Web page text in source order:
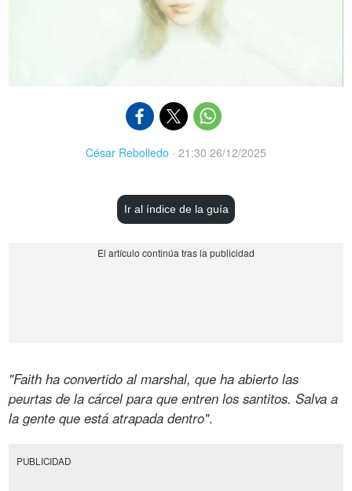
César Rebolledo · 21:30 26/12/2025
Ir al índice de la guía
"Faith ha convertido al marshal, que ha abierto las
peurtas de la cárcel para que entren los santitos. Salva a
la gente que está atrapada dentro".
PUBLICIDAD